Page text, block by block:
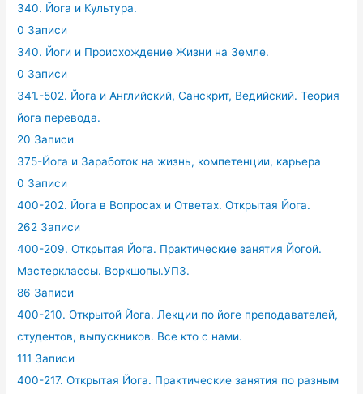
340. Йога и Культура.
0 Записи
340. Йоги и Происхождение Жизни на Земле.
0 Записи
341.-502. Йога и Английский, Санскрит, Ведийский. Теория
йога перевода.
20 Записи
375-Йога и Заработок на жизнь, компетенции, карьера
0 Записи
400-202. Йога в Вопросах и Ответах. Открытая Йога.
262 Записи
400-209. Открытая Йога. Практические занятия Йогой.
Мастерклассы. Воркшопы.УПЗ.
86 Записи
400-210. Открытой Йога. Лекции по йоге преподавателей,
студентов, выпускников. Все кто с нами.
111 Записи
400-217. Открытая Йога. Практические занятия по разным